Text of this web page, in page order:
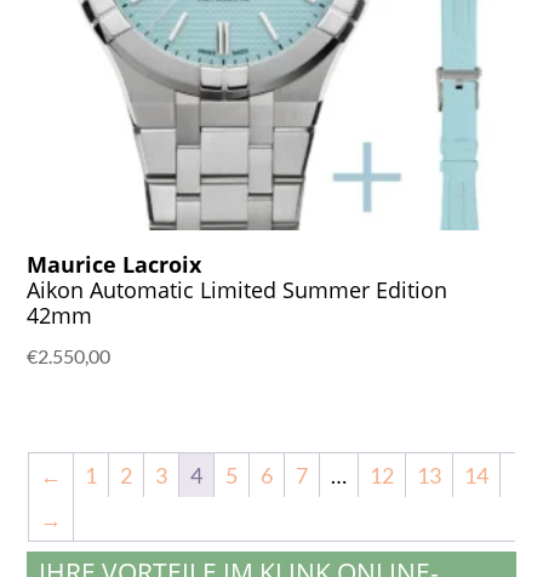
Maurice Lacroix
Aikon Automatic Limited Summer Edition
42mm
€2.550,00
← 1 2 3 4 5 6 7 … 12 13
14
→